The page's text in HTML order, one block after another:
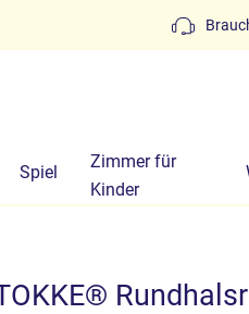
Kostenlose
Spiel
Zimmer für
Kinder